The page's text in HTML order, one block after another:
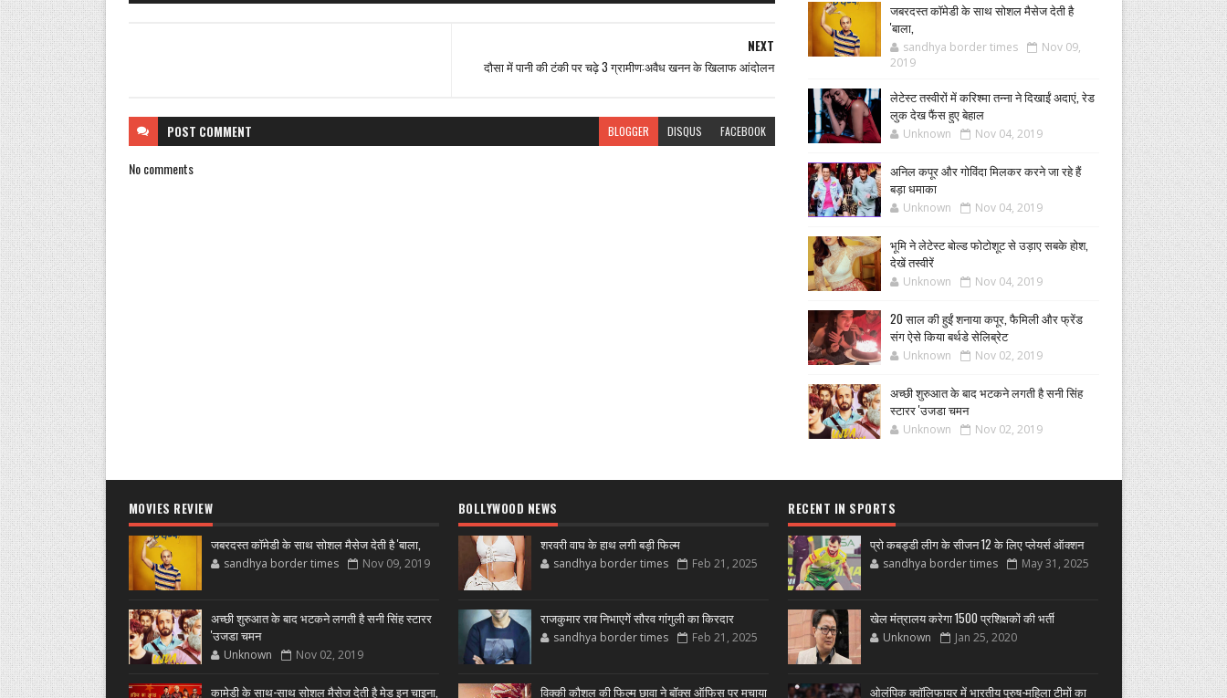
NEXT
दौसा में पानी की टंकी पर चढ़े 3 ग्रामीण:अवैध खनन के खिलाफ आंदोलन
POST COMMENT BLOGGER DISQUS FACEBOOK
No comments
जबरदस्त कॉमेडी के साथ सोशल मैसेज देती है
'बाला,
sandhya border times
Nov 09,
2019
लेटेस्ट तस्वीरों में करिश्मा तन्ना ने दिखाईं अदाएं, रेड
लुक देख फैंस हुए बेहाल
Unknown Nov 04, 2019
अनिल कपूर और गोविंदा मिलकर करने जा रहे हैं
बड़ा धमाका
Unknown Nov 04, 2019
भूमि ने लेटेस्ट बोल्ड फोटोशूट से उड़ाए सबके होश,
देखें तस्वीरें
Unknown Nov 04, 2019
20 साल की हुईं शनाया कपूर, फैमिली और फ्रेंड
संग ऐसे किया बर्थडे सेलिब्रेट
Unknown Nov 02, 2019
अच्छी शुरुआत के बाद भटकने लगती है सनी सिंह
स्टारर 'उजडा चमन
Unknown Nov 02, 2019
MOVIES REVIEW
जबरदस्त कॉमेडी के साथ सोशल मैसेज देती है 'बाला,
sandhya border times Nov 09, 2019
अच्छी शुरुआत के बाद भटकने लगती है सनी सिंह स्टारर
'उजडा चमन
Unknown Nov 02, 2019
कामेडी के साथ-साथ सोशल मैसेज देती है मेड इन चाइना,
BOLLYWOOD NEWS
शरवरी वाघ के हाथ लगी बड़ी फिल्म
sandhya border times Feb 21, 2025
राजकुमार राव निभाएगें सौरव गांगुली का किरदार
sandhya border times Feb 21, 2025
विक्की कौशल की फिल्म छावा ने बॉक्स ऑफिस पर मचाया
RECENT IN SPORTS
प्रो कबड्डी लीग के सीजन 12 के लिए प्लेयर्स ऑक्शन
sandhya border times May 31, 2025
खेल मंत्रालय करेगा 1500 प्रशिक्षकों की भर्ती
Unknown Jan 25, 2020
ओलंपिक क्वॉलिफायर में भारतीय पुरुष-महिला टीमों का